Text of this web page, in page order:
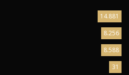
14.881
8.256
8.588
31